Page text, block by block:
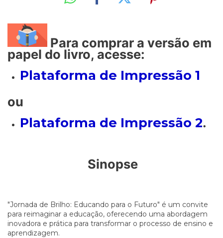
Para comprar a versão em
papel do livro, acesse:
Plataforma de Impressão 1
ou
Plataforma de Impressão 2.
Sinopse
"Jornada de Brilho: Educando para o Futuro" é um convite
para reimaginar a educação, oferecendo uma abordagem
inovadora e prática para transformar o processo de ensino e
aprendizagem.